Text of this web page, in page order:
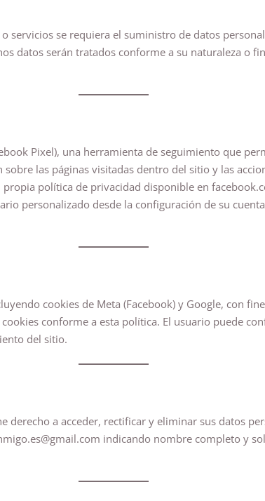
servicios se requiera el suministro de datos
datos serán tratados conforme a su naturaleza o
Pixel), una herramienta de seguimiento que
las páginas visitadas dentro del sitio y las
política de privacidad disponible en
personalizado desde la configuración de su
cookies de Meta (Facebook) y Google, con
conforme a esta política. El usuario puede
del sitio.
derecho a acceder, rectificar y eliminar sus datos
indicando nombre completo y